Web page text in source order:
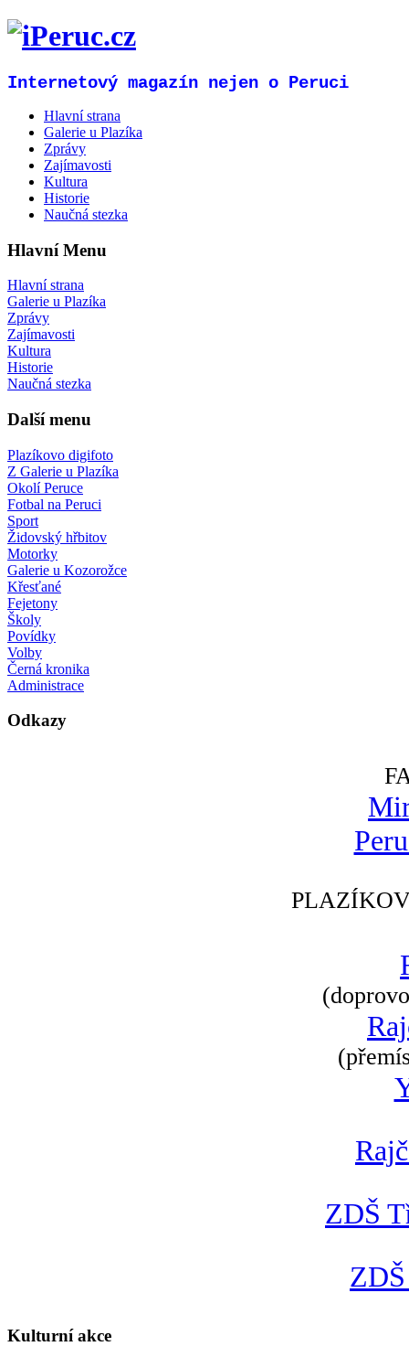
Internetový magazín nejen o Peruci
Hlavní strana
Galerie u Plazíka
Zprávy
Zajímavosti
Kultura
Historie
Naučná stezka
Hlavní Menu
Hlavní strana
Galerie u Plazíka
Zprávy
Zajímavosti
Kultura
Historie
Naučná stezka
Další menu
Plazíkovo digifoto
Z Galerie u Plazíka
Okolí Peruce
Fotbal na Peruci
Sport
Židovský hřbitov
Motorky
Galerie u Kozorožce
Křesťané
Fejetony
Školy
Povídky
Volby
Černá kronika
Administrace
Odkazy
ZDŠ
Kulturní akce